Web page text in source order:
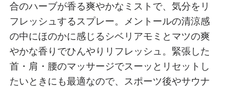
合のハーブが香る爽やかなミストで、気分をリ
フレッシュするスプレー。メントールの清涼感
の中にほのかに感じるシベリアモミとマツの爽
やかな香りでひんやりリフレッシュ。緊張した
首・肩・腰のマッサージでスーッとリセットし
たいときにも最適なので、スポーツ後やサウナ